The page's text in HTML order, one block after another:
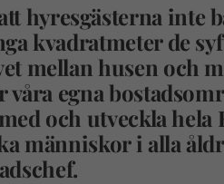
hyresgästerna inte
kvadratmeter de
mellan husen och
egna
och utveckla
människor i alla